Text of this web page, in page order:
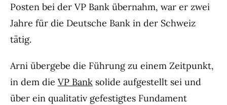
Posten bei der VP Bank übernahm, war er zwei
Jahre für die Deutsche Bank in der Schweiz
tätig.
Arni übergebe die Führung zu einem Zeitpunkt,
in dem die VP Bank solide aufgestellt sei und
über ein qualitativ gefestigtes Fundament